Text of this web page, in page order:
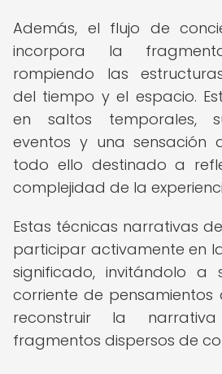
Además, el flujo de
incorpora la
rompiendo las
del tiempo y el espacio.
en saltos temporales,
eventos y una sensación
todo ello destinado a
complejidad de la
Estas técnicas narrativas
participar activamente en
significado, invitándolo a
corriente de pensamientos
reconstruir la
fragmentos dispersos de